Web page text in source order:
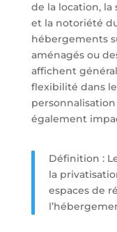
de la location, la
et la notoriété
hébergements
aménagés ou
affichent
flexibilité dans
également
Définition :
la
espaces de